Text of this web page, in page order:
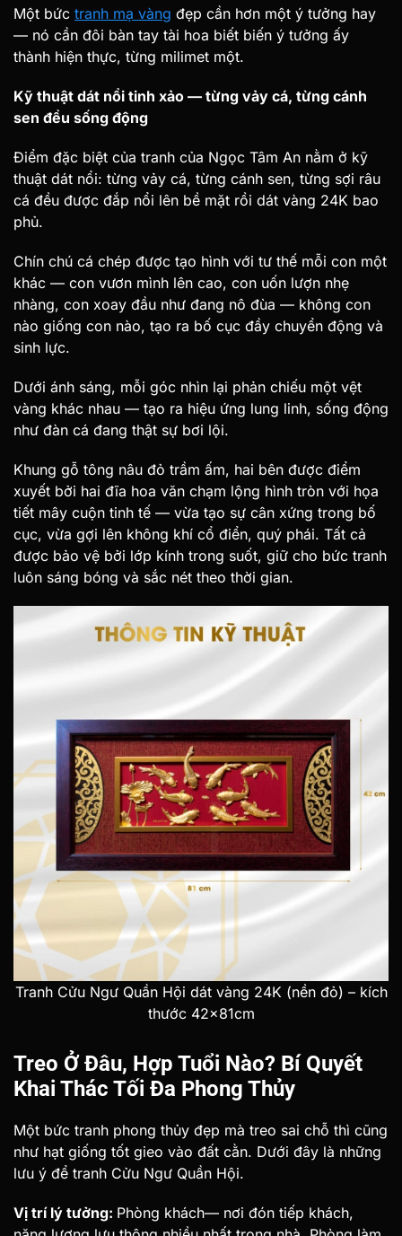
Một bức tranh mạ vàng đẹp cần hơn một ý tưởng hay
— nó cần đôi bàn tay tài hoa biết biến ý tưởng ấy
thành hiện thực, từng milimet một.
Kỹ thuật dát nổi tinh xảo — từng vảy cá, từng cánh
sen đều sống động
Điểm đặc biệt của tranh của Ngọc Tâm An nằm ở kỹ
thuật dát nổi: từng vảy cá, từng cánh sen, từng sợi râu
cá đều được đắp nổi lên bề mặt rồi dát vàng 24K bao
phủ.
Chín chú cá chép được tạo hình với tư thế mỗi con một
khác — con vươn mình lên cao, con uốn lượn nhẹ
nhàng, con xoay đầu như đang nô đùa — không con
nào giống con nào, tạo ra bố cục đầy chuyển động và
sinh lực.
Dưới ánh sáng, mỗi góc nhìn lại phản chiếu một vệt
vàng khác nhau — tạo ra hiệu ứng lung linh, sống động
như đàn cá đang thật sự bơi lội.
Khung gỗ tông nâu đỏ trầm ấm, hai bên được điểm
xuyết bởi hai đĩa hoa văn chạm lộng hình tròn với họa
tiết mây cuộn tinh tế — vừa tạo sự cân xứng trong bố
cục, vừa gợi lên không khí cổ điển, quý phái. Tất cả
được bảo vệ bởi lớp kính trong suốt, giữ cho bức tranh
luôn sáng bóng và sắc nét theo thời gian.
Tranh Cửu Ngư Quần Hội dát vàng 24K (nền đỏ) – kích
thước 42x81cm
Treo Ở Đâu, Hợp Tuổi Nào? Bí Quyết
Khai Thác Tối Đa Phong Thủy
Một bức tranh phong thủy đẹp mà treo sai chỗ thì cũng
như hạt giống tốt gieo vào đất cằn. Dưới đây là những
lưu ý để tranh Cửu Ngư Quần Hội.
Vị trí lý tưởng: Phòng khách— nơi đón tiếp khách,